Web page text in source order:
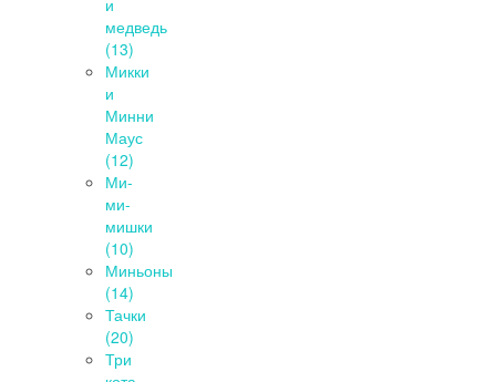
и
медведь
(13)
Микки
и
Минни
Маус
(12)
Ми-
ми-
мишки
(10)
Миньоны
(14)
Тачки
(20)
Три